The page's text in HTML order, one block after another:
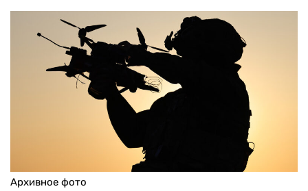
Архивное фото